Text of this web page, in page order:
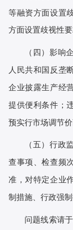
等融资方面设置
方面设置歧视性要
（四）影响
人民共和国反垄
企业披露生产经
提供便利条件；
预实行市场调节
（五）行政
查事项、检查频
准，对特定企业
制措施、行政强制
问题线索请